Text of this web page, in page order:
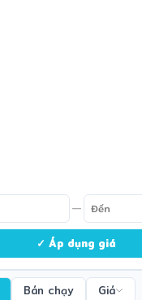
—
✓ Áp dụng giá
Bán chạy Giá